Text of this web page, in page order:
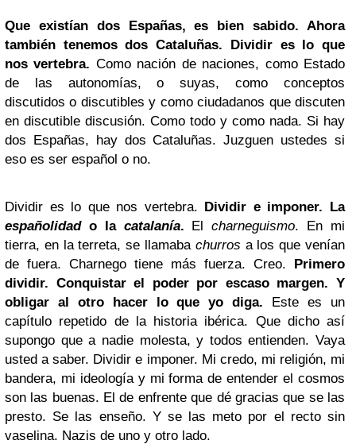
Que existían dos Españas, es bien sabido. Ahora
también tenemos dos Cataluñas. Dividir es lo que
nos vertebra. Como nación de naciones, como Estado
de las autonomías, o suyas, como conceptos
discutidos o discutibles y como ciudadanos que discuten
en discutible discusión. Como todo y como nada. Si hay
dos Españas, hay dos Cataluñas. Juzguen ustedes si
eso es ser español o no.
Dividir es lo que nos vertebra. Dividir e imponer. La
españolidado la catalanía. Elcharneguismo. En mi
tierra, en la terreta, se llamaba churros a los que venían
de fuera. Charnego tiene más fuerza. Creo. Primero
dividir. Conquistar el poder por escaso margen. Y
obligar al otro hacer lo que yo diga. Este es un
capítulo repetido de la historia ibérica. Que dicho así
supongo que a nadie molesta, y todos entienden. Vaya
usted a saber. Dividir e imponer. Mi credo, mi religión, mi
bandera, mi ideología y mi forma de entender el cosmos
son las buenas. El de enfrente que dé gracias que se las
presto. Se las enseño. Y se las meto por el recto sin
vaselina. Nazis de uno y otro lado.